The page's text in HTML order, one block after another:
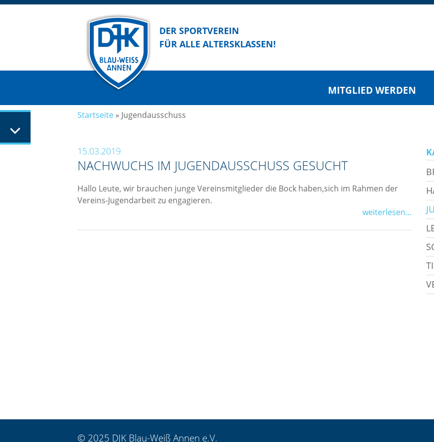
DER SPORTVEREIN
FÜR ALLE ALTERSKLASSEN!
MITGLIED WERDEN
Startseite » Jugendausschuss
15.03.2019
NACHWUCHS IM JUGENDAUSSCHUSS GESUCHT
Hallo Leute, wir brauchen junge Vereinsmitglieder die Bock haben,sich im Rahmen der
Vereins-Jugendarbeit zu engagieren.
weiterlesen...
© 2025 DJK Blau-Weiß Annen e.V.